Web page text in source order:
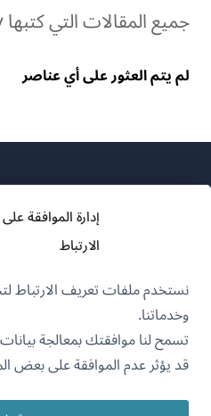
إدارة الموافقة
الارتباط
نستخدم ملفات تعريف الارتباط
وخدماتنا.
تسمح لنا موافقتك بمعالجة
قد يؤثر عدم الموافقة على بعض
جميع المقالات التي كتبها George Botsev:
لم يتم العثور على أي عناصر
سياسة GDPR والخصوصية
انضم إلى
(يفتح